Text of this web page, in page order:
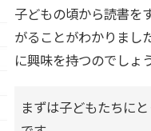
子どもの頃から読書を
がることがわかりまし
に興味を持つのでしょ
まずは子どもたちに